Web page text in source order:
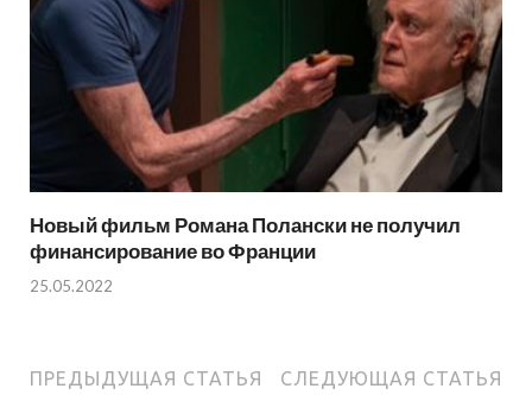
Новый фильм Романа Полански не получил
финансирование во Франции
25.05.2022
ПРЕДЫДУЩАЯ СТАТЬЯ СЛЕДУЮЩАЯ СТАТЬЯ